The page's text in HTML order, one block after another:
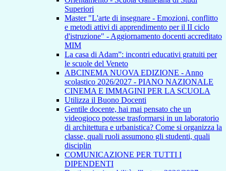
Superiori
Master "L'arte di insegnare - Emozioni, conflitto
e metodi attivi di apprendimento per il II ciclo
d'istruzione" - Aggiornamento docenti accreditato
MIM
La casa di Adam”: incontri educativi gratuiti per
le scuole del Veneto
ABCINEMA NUOVA EDIZIONE - Anno
scolastico 2026/2027 - PIANO NAZIONALE
CINEMA E IMMAGINI PER LA SCUOLA
Utilizza il Buono Docenti
Gentile docente, hai mai pensato che un
videogioco potesse trasformarsi in un laboratorio
di architettura e urbanistica? Come si organizza la
classe, quali ruoli assumono gli studenti, quali
disciplin
COMUNICAZIONE PER TUTTI I
DIPENDENTI